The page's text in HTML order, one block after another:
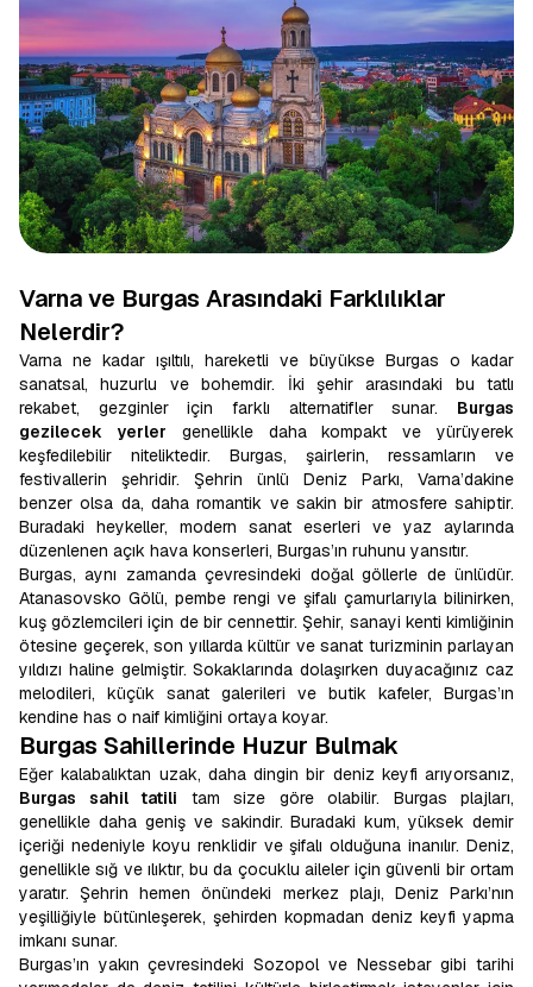
Varna ve Burgas Arasındaki Farklılıklar
Nelerdir?
Varna ne kadar ışıltılı, hareketli ve büyükse Burgas o kadar
sanatsal, huzurlu ve bohemdir. İki şehir arasındaki bu tatlı
rekabet, gezginler için farklı alternatifler sunar. Burgas
gezilecek yerler genellikle daha kompakt ve yürüyerek
keşfedilebilir niteliktedir. Burgas, şairlerin, ressamların ve
festivallerin şehridir. Şehrin ünlü Deniz Parkı, Varna’dakine
benzer olsa da, daha romantik ve sakin bir atmosfere sahiptir.
Buradaki heykeller, modern sanat eserleri ve yaz aylarında
düzenlenen açık hava konserleri, Burgas’ın ruhunu yansıtır.
Burgas, aynı zamanda çevresindeki doğal göllerle de ünlüdür.
Atanasovsko Gölü, pembe rengi ve şifalı çamurlarıyla bilinirken,
kuş gözlemcileri için de bir cennettir. Şehir, sanayi kenti kimliğinin
ötesine geçerek, son yıllarda kültür ve sanat turizminin parlayan
yıldızı haline gelmiştir. Sokaklarında dolaşırken duyacağınız caz
melodileri, küçük sanat galerileri ve butik kafeler, Burgas’ın
kendine has o naif kimliğini ortaya koyar.
Burgas Sahillerinde Huzur Bulmak
Eğer kalabalıktan uzak, daha dingin bir deniz keyfi arıyorsanız,
Burgas sahil tatili tam size göre olabilir. Burgas plajları,
genellikle daha geniş ve sakindir. Buradaki kum, yüksek demir
içeriği nedeniyle koyu renklidir ve şifalı olduğuna inanılır. Deniz,
genellikle sığ ve ılıktır, bu da çocuklu aileler için güvenli bir ortam
yaratır. Şehrin hemen önündeki merkez plajı, Deniz Parkı’nın
yeşilliğiyle bütünleşerek, şehirden kopmadan deniz keyfi yapma
imkanı sunar.
Burgas’ın yakın çevresindeki Sozopol ve Nessebar gibi tarihi